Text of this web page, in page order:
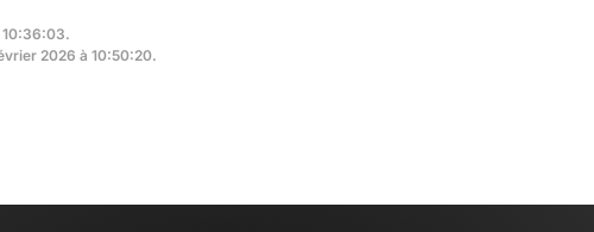
10:36:03.
2026 à 10:50:20.